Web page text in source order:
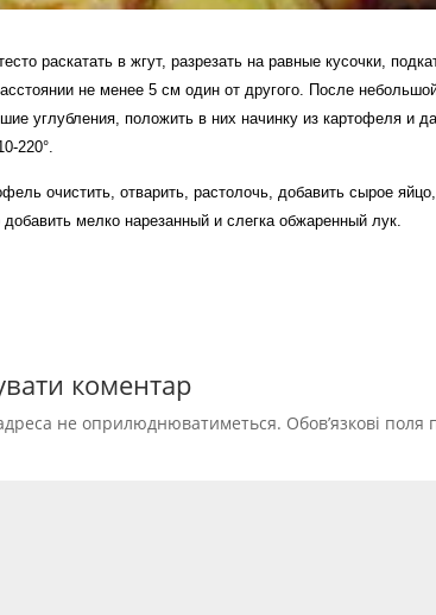
раскатать в жгут, разрезать на равные кусочки,
не менее 5 см один от другого. После
углубления, положить в них начинку из картофеля и
220°.
очистить, отварить, растолочь, добавить сырое
мелко нарезанный и слегка обжаренный лук.
коментар
не оприлюднюватиметься. Обов’язкові